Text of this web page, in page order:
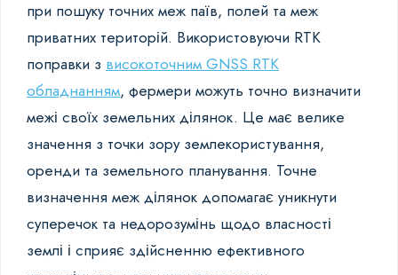
при пошуку точних меж паїв, полей та меж
приватних територій. Використовуючи RTK
поправки з високоточним GNSS RTK
обладнанням, фермери можуть точно визначити
межі своїх земельних ділянок. Це має велике
значення з точки зору землекористування,
оренди та земельного планування. Точне
визначення меж ділянок допомагає уникнути
суперечок та недорозумінь щодо власності
землі і сприяє здійсненню ефективного